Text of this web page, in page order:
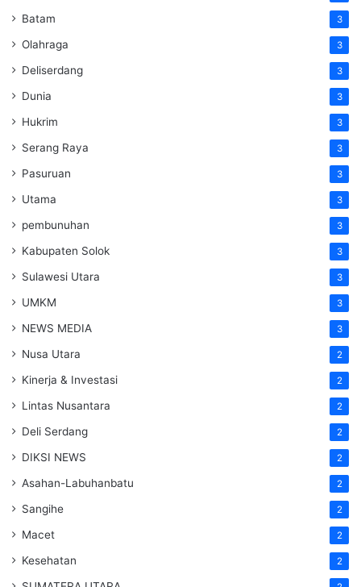
Batam 3
Olahraga 3
Deliserdang 3
Dunia 3
Hukrim 3
Serang Raya 3
Pasuruan 3
Utama 3
pembunuhan 3
Kabupaten Solok 3
Sulawesi Utara 3
UMKM 3
NEWS MEDIA 3
Nusa Utara 2
Kinerja & Investasi 2
Lintas Nusantara 2
Deli Serdang 2
DIKSI NEWS 2
Asahan-Labuhanbatu 2
Sangihe 2
Macet 2
Kesehatan 2